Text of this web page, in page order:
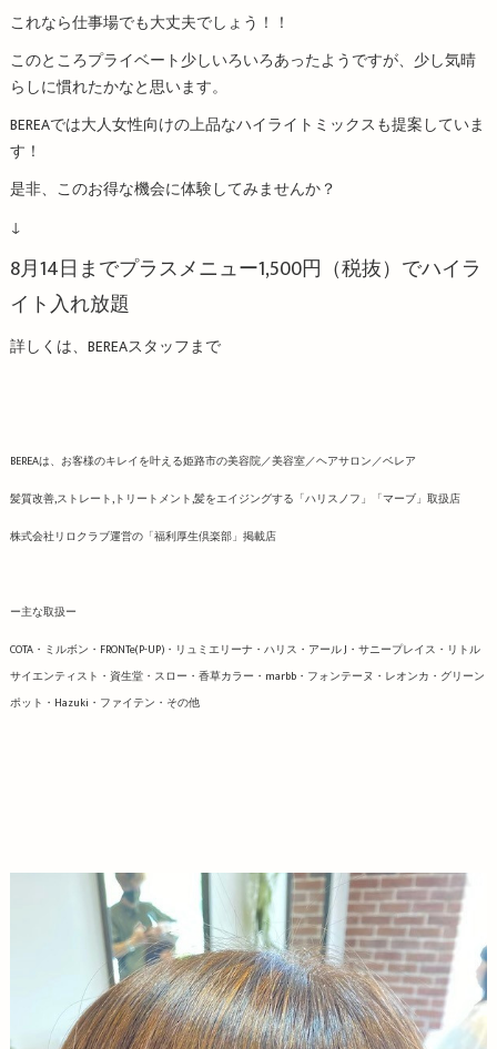
これなら仕事場でも大丈夫でしょう！！
このところプライベート少しいろいろあったようですが、少し気晴
らしに慣れたかなと思います。
BEREAでは大人女性向けの上品なハイライトミックスも提案していま
す！
是非、このお得な機会に体験してみませんか？
↓
8月14日までプラスメニュー1,500円（税抜）でハイラ
イト入れ放題
詳しくは、BEREAスタッフまで
BEREAは、お客様のキレイを叶える姫路市の美容院／美容室／ヘアサロン／ベレア
髪質改善,ストレート,トリートメント,髪をエイジングする「ハリスノフ」「マーブ」取扱店
株式会社リロクラブ運営の「福利厚生倶楽部」掲載店
ー主な取扱ー
COTA・ミルボン・FRONTe(P-UP)・リュミエリーナ・ハリス・アール J・サニープレイス・リトル
サイエンティスト・資生堂・スロー・香草カラー・marbb・フォンテーヌ・レオンカ・グリーン
ポット・Hazuki・ファイテン・その他